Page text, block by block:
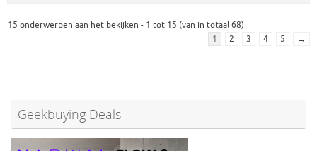
15 onderwerpen aan het bekijken - 1 tot 15 (van in totaal 68)
1
2 3 4 5 →
Geekbuying Deals